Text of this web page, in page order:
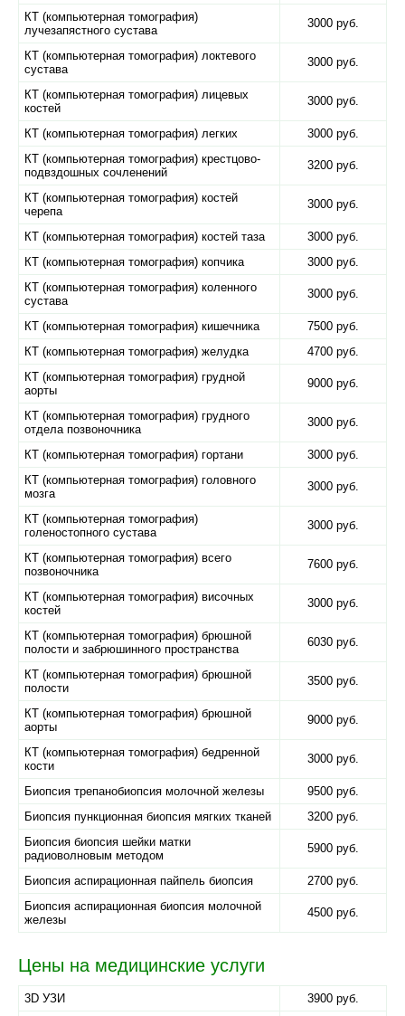
КТ (компьютерная томография)
лучезапястного сустава
3000 руб.
КТ (компьютерная томография) локтевого
сустава
3000 руб.
КТ (компьютерная томография) лицевых
костей
3000 руб.
КТ (компьютерная томография) легких
3000 руб.
КТ (компьютерная томография) крестцово-
подвздошных сочленений
3200 руб.
КТ (компьютерная томография) костей
черепа
3000 руб.
КТ (компьютерная томография) костей таза
3000 руб.
КТ (компьютерная томография) копчика
3000 руб.
КТ (компьютерная томография) коленного
сустава
3000 руб.
КТ (компьютерная томография) кишечника
7500 руб.
КТ (компьютерная томография) желудка
4700 руб.
КТ (компьютерная томография) грудной
аорты
9000 руб.
КТ (компьютерная томография) грудного
отдела позвоночника
3000 руб.
КТ (компьютерная томография) гортани
3000 руб.
КТ (компьютерная томография) головного
мозга
3000 руб.
КТ (компьютерная томография)
голеностопного сустава
3000 руб.
КТ (компьютерная томография) всего
позвоночника
7600 руб.
КТ (компьютерная томография) височных
костей
3000 руб.
КТ (компьютерная томография) брюшной
полости и забрюшинного пространства
6030 руб.
КТ (компьютерная томография) брюшной
полости
3500 руб.
КТ (компьютерная томография) брюшной
аорты
9000 руб.
КТ (компьютерная томография) бедренной
кости
3000 руб.
Биопсия трепанобиопсия молочной железы
9500 руб.
Биопсия пункционная биопсия мягких тканей
3200 руб.
Биопсия биопсия шейки матки
радиоволновым методом
5900 руб.
Биопсия аспирационная пайпель биопсия
2700 руб.
Биопсия аспирационная биопсия молочной
железы
4500 руб.
Цены на медицинские услуги
3D УЗИ
3900 руб.